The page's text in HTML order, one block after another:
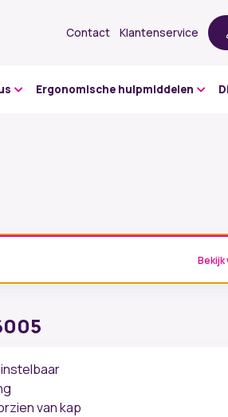
Contact Klantenservice
Ergonomische hulpmiddelen
Bekijk
van kap